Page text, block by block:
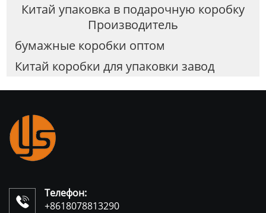
Китай упаковка в подарочную коробку
Производитель
бумажные коробки оптом
Китай коробки для упаковки завод

Телефон:
+8618078813290